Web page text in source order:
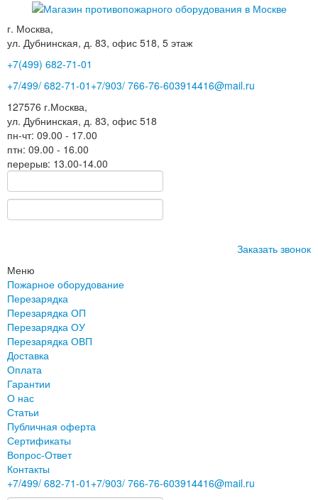
г. Москва,
ул. Дубнинская, д. 83, офис 518, 5 этаж
+7(499) 682-71-01
+7/499/ 682-71-01 +7/903/ 766-76-603914416@mail.ru
127576 г.Москва,
ул. Дубнинская, д. 83, офис 518
пн-чт: 09.00 - 17.00
птн: 09.00 - 16.00
перерыв: 13.00-14.00
Заказать звонок
Меню
Пожарное оборудование
Перезарядка
Перезарядка ОП
Перезарядка ОУ
Перезарядка ОВП
Доставка
Оплата
Гарантии
О нас
Статьи
Публичная оферта
Сертификаты
Вопрос-Ответ
Контакты
+7/499/ 682-71-01 +7/903/ 766-76-603914416@mail.ru